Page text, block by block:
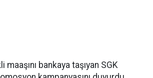
maaşını bankaya taşıyan SGK